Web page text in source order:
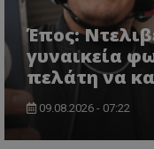
Έπος:
γυναικεία
πελάτη να
09.08.2026 - 07:22